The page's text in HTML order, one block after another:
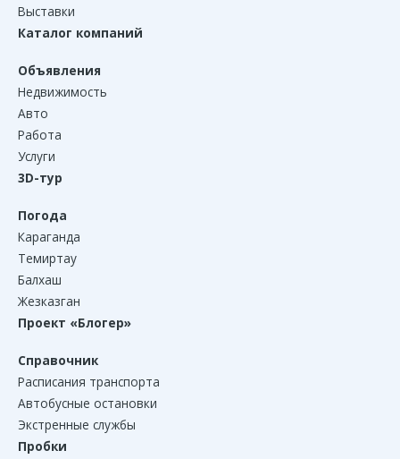
Выставки
Каталог компаний
Объявления
Недвижимость
Авто
Работа
Услуги
3D-тур
Погода
Караганда
Темиртау
Балхаш
Жезказган
Проект «Блогер»
Справочник
Расписания транспорта
Автобусные остановки
Экстренные службы
Пробки